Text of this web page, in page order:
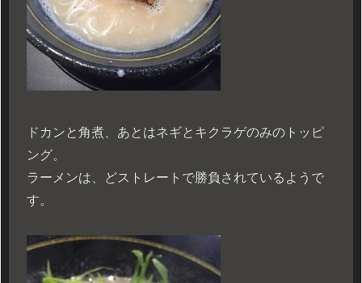
ドカンと角煮、あとはネギとキクラゲのみのトッピ
ング。
ラーメンは、どストレートで勝負されているようで
す。